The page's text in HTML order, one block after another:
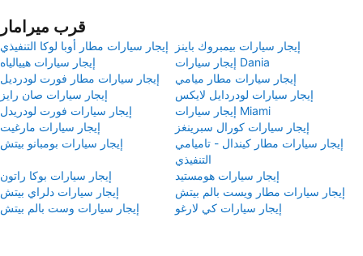
قرب ميرامار
إيجار سيارات مطار أوبا لوكا التنفيذي
إيجار سيارات بيمبروك باينز
إيجار سيارات هييالياه
إيجار سيارات Dania
إيجار سيارات مطار فورت لودرديل
إيجار سيارات مطار ميامي
إيجار سيارات صان رايز
إيجار سيارات لودردايل لايكس
إيجار سيارات فورت لودريدل
إيجار سيارات Miami
إيجار سيارات مارغيت
إيجار سيارات كورال سبرينغز
إيجار سيارات بومبانو بيتش
إيجار سيارات مطار كيندال - تاميامي
التنفيذي
إيجار سيارات بوكا راتون
إيجار سيارات هومستيد
إيجار سيارات دلراي بيتش
إيجار سيارات مطار ويست بالم بيتش
إيجار سيارات وست بالم بيتش
إيجار سيارات كي لارغو